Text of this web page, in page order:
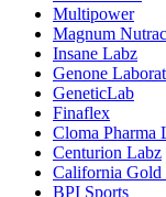
Multipower
Magnum
Insane Labz
Genone
GeneticLab
Finaflex
Cloma Pharma
Centurion Labz
California Gold
BPI Sports